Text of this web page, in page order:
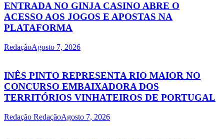
ENTRADA NO GINJA CASINO ABRE O
ACESSO AOS JOGOS E APOSTAS NA
PLATAFORMA
RedaçãoAgosto 7, 2026
INÊS PINTO REPRESENTA RIO MAIOR NO
CONCURSO EMBAIXADORA DOS
TERRITÓRIOS VINHATEIROS DE PORTUGAL
Redação RedaçãoAgosto 7, 2026